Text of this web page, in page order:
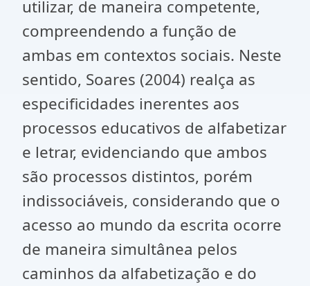
utilizar, de maneira competente,
compreendendo a função de
ambas em contextos sociais. Neste
sentido, Soares (2004) realça as
especificidades inerentes aos
processos educativos de alfabetizar
e letrar, evidenciando que ambos
são processos distintos, porém
indissociáveis, considerando que o
acesso ao mundo da escrita ocorre
de maneira simultânea pelos
caminhos da alfabetização e do